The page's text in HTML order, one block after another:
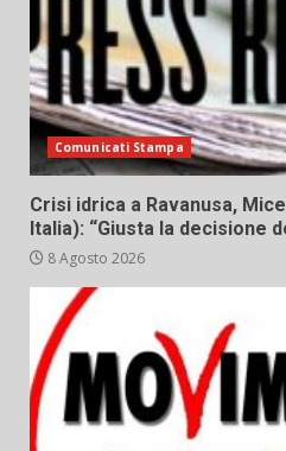
Comunicati Stampa
Crisi idrica a Ravanusa,
Italia): “Giusta la decisione
8 Agosto 2026